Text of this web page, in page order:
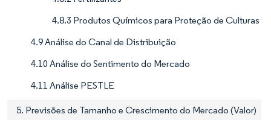
4.8.3 Produtos Químicos para Proteção de Culturas
4.9 Análise do Canal de Distribuição
4.10 Análise do Sentimento do Mercado
4.11 Análise PESTLE
5. Previsões de Tamanho e Crescimento do Mercado (Valor)